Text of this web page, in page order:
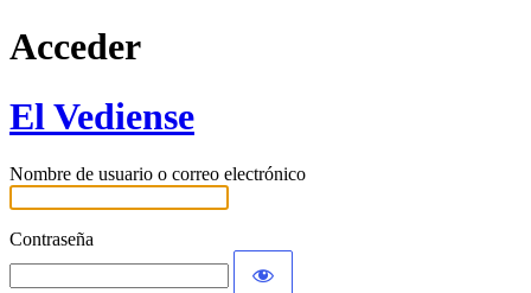
Acceder
El Vediense
Nombre de usuario o correo electrónico
Contraseña